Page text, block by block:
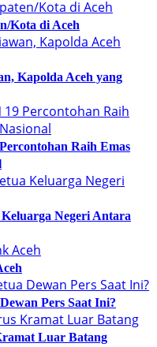
Kota di Aceh
Kapolda Aceh yang
Raih Emas
Negeri Antara
Pers Saat Ini?
Luar Batang